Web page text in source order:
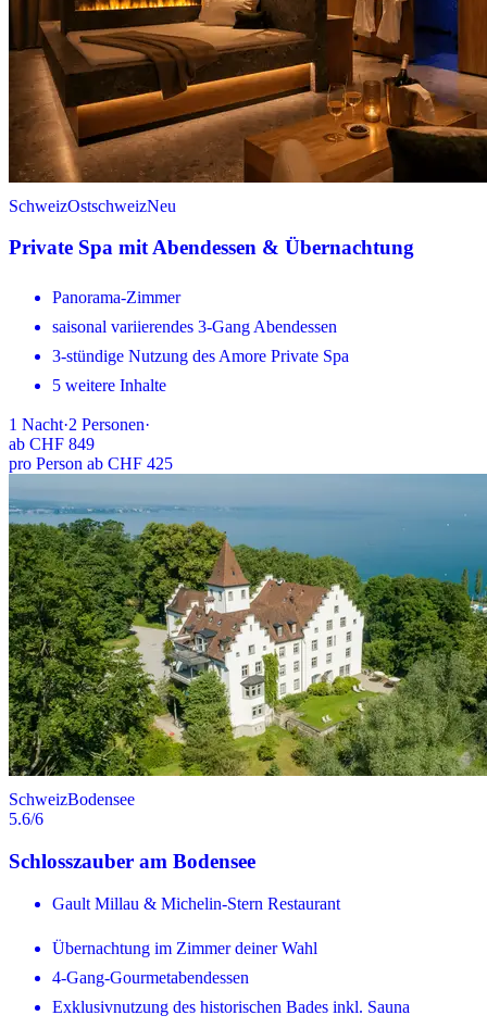
SchweizOstschweizNeu
Private Spa mit Abendessen & Übernachtung
Panorama-Zimmer
saisonal variierendes 3-Gang Abendessen
3-stündige Nutzung des Amore Private Spa
5 weitere Inhalte
1 Nacht·2 Personen·
ab CHF 849
pro Person ab CHF 425
SchweizBodensee
5.6/6
Schlosszauber am Bodensee
Gault Millau & Michelin-Stern Restaurant
Übernachtung im Zimmer deiner Wahl
4-Gang-Gourmetabendessen
Exklusivnutzung des historischen Bades inkl. Sauna